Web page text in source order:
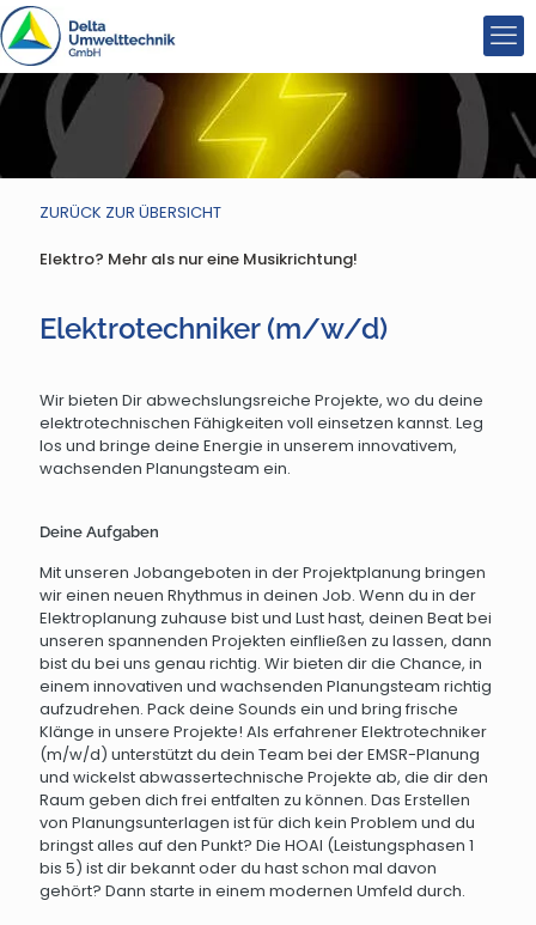
ZURÜCK ZUR ÜBERSICHT
Elektro? Mehr als nur eine Musikrichtung!
Elektrotechniker (m/w/d)
Wir bieten Dir abwechslungsreiche Projekte, wo du deine
elektrotechnischen Fähigkeiten voll einsetzen kannst. Leg
los und bringe deine Energie in unserem innovativem,
wachsenden Planungsteam ein.
Deine Aufgaben
Mit unseren Jobangeboten in der Projektplanung bringen
wir einen neuen Rhythmus in deinen Job. Wenn du in der
Elektroplanung zuhause bist und Lust hast, deinen Beat bei
unseren spannenden Projekten einfließen zu lassen, dann
bist du bei uns genau richtig. Wir bieten dir die Chance, in
einem innovativen und wachsenden Planungsteam richtig
aufzudrehen. Pack deine Sounds ein und bring frische
Klänge in unsere Projekte! Als erfahrener Elektrotechniker
(m/w/d) unterstützt du dein Team bei der EMSR-Planung
und wickelst abwassertechnische Projekte ab, die dir den
Raum geben dich frei entfalten zu können. Das Erstellen
von Planungsunterlagen ist für dich kein Problem und du
bringst alles auf den Punkt? Die HOAI (Leistungsphasen 1
bis 5) ist dir bekannt oder du hast schon mal davon
gehört? Dann starte in einem modernen Umfeld durch.